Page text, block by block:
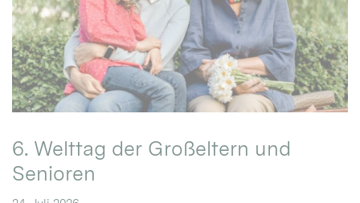
6. Welttag der Großeltern und
Senioren